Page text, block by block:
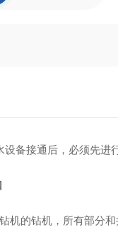
备接通后，必须先进
机的钻机，所有部分